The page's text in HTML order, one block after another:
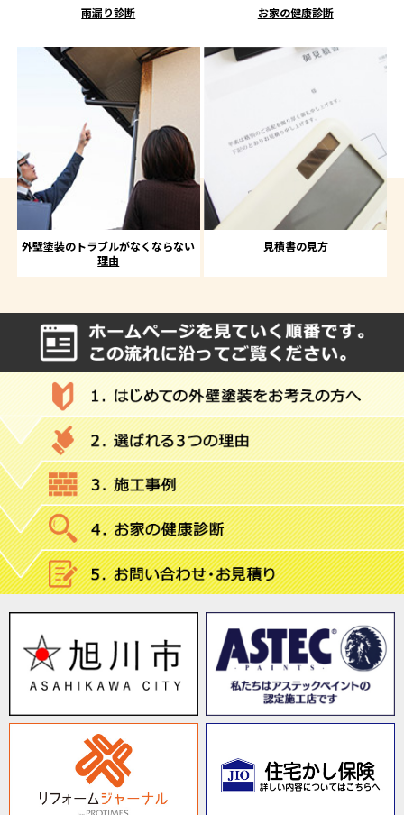
雨漏り診断 お家の健康診断
外壁塗装のトラブルがなくならない
理由
見積書の見方